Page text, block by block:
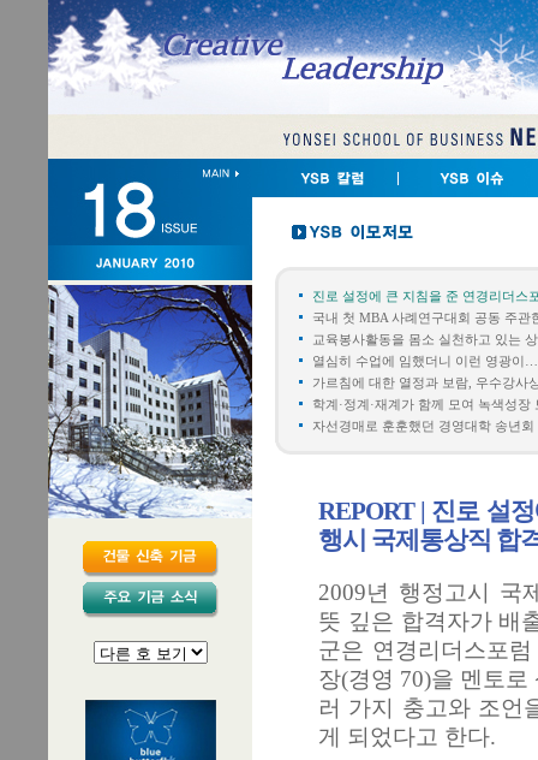
진로 설정에 큰 지침을 준 연경리더스
국내 첫 MBA 사례연구대회 공동 주관
교육봉사활동을 몸소 실천하고 있는
열심히 수업에 임했더니 이런 영광이…
가르침에 대한 열정과 보람, 우수강사
학계·정계·재계가 함께 모여 녹색성장
자선경매로 훈훈했던 경영대학 송년회
REPORT | 진로 설
행시 국제통상직 합
2009년 행정고시 국
뜻 깊은 합격자가 배
군은 연경리더스포
장(경영 70)을 멘토
러 가지 충고와 조언
게 되었다고 한다.